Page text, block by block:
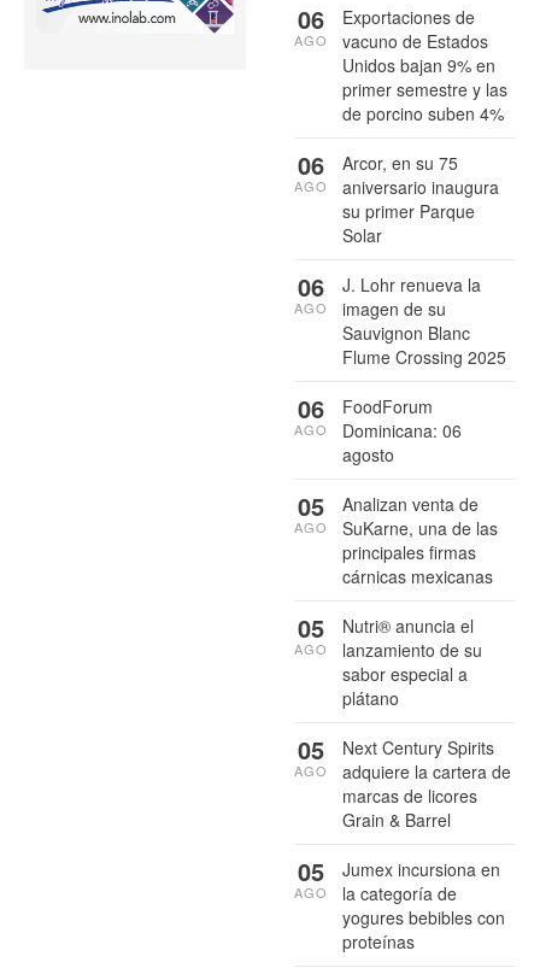
Exportaciones de
vacuno de Estados
Unidos bajan 9% en
primer semestre y las
de porcino suben 4%
06
AGO
Arcor, en su 75
aniversario inaugura
su primer Parque
Solar
06
AGO
J. Lohr renueva la
imagen de su
Sauvignon Blanc
Flume Crossing 2025
06
AGO
FoodForum
Dominicana: 06
agosto
06
AGO
Analizan venta de
SuKarne, una de las
principales firmas
cárnicas mexicanas
05
AGO
Nutri® anuncia el
lanzamiento de su
sabor especial a
plátano
05
AGO
Next Century Spirits
adquiere la cartera de
marcas de licores
Grain & Barrel
05
AGO
Jumex incursiona en
la categoría de
yogures bebibles con
proteínas
05
AGO